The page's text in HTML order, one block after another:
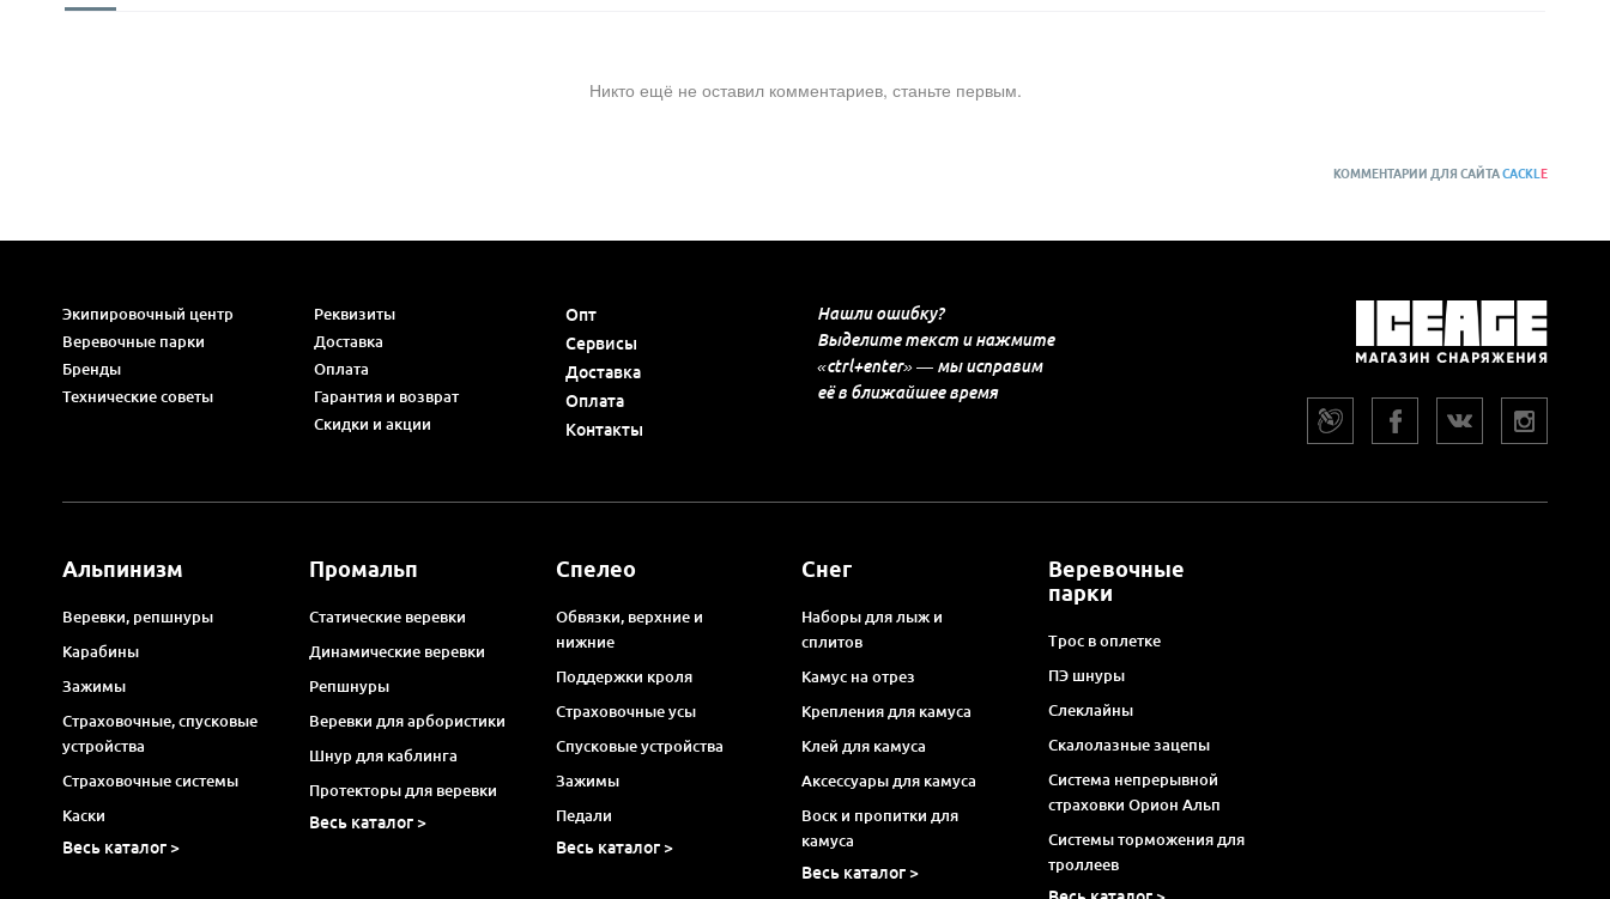
Никто ещё не оставил комментариев, станьте первым.
КОММЕНТАРИИ ДЛЯ САЙТАCACKL E
Экипировочный центр
Веревочные парки
Бренды
Технические советы
Реквизиты
Доставка
Оплата
Гарантия и возврат
Скидки и акции
Опт
Сервисы
Доставка
Оплата
Контакты
Нашли ошибку?
Выделите текст и нажмите
«ctrl+enter» — мы исправим
её в ближайшее время
Альпинизм
Веревки, репшнуры
Карабины
Зажимы
Страховочные, спусковые
устройства
Страховочные системы
Каски
Весь каталог >
Промальп
Статические веревки
Динамические веревки
Репшнуры
Веревки для арбористики
Шнур для каблинга
Протекторы для веревки
Весь каталог >
Спелео
Обвязки, верхние и
нижние
Поддержки кроля
Страховочные усы
Спусковые устройства
Зажимы
Педали
Весь каталог >
Снег
Наборы для лыж и
сплитов
Камус на отрез
Крепления для камуса
Клей для камуса
Аксессуары для камуса
Воск и пропитки для
камуса
Весь каталог >
Веревочные
парки
Трос в оплетке
ПЭ шнуры
Слеклайны
Скалолазные зацепы
Система непрерывной
страховки Орион Альп
Системы торможения для
троллеев